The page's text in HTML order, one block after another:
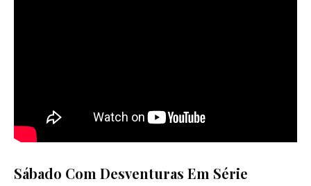
Sábado Com Desventuras Em Série